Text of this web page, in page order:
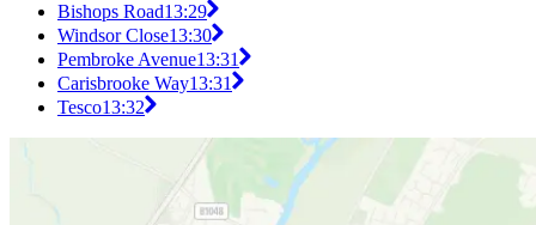
Bishops Road13:29
Windsor Close13:30
Pembroke Avenue13:31
Carisbrooke Way13:31
Tesco13:32